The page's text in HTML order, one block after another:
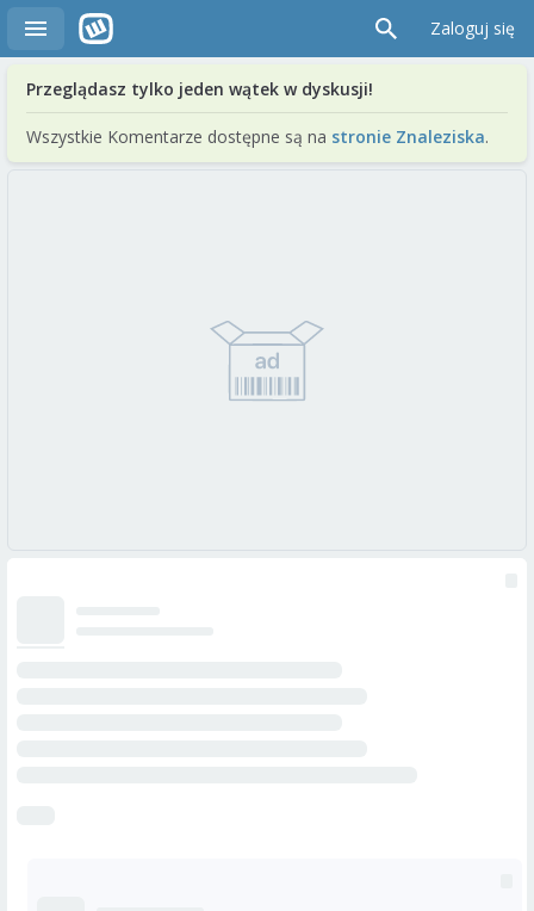
Zaloguj się
Przeglądasz tylko jeden wątek w dyskusji!
Wszystkie Komentarze dostępne są na stronie Znaleziska.